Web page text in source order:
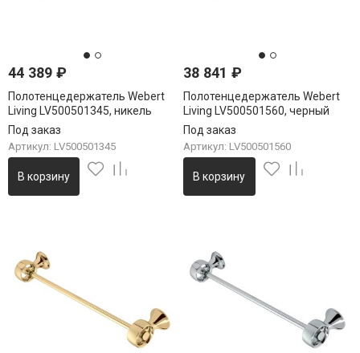
44 389 ₽
Полотенцедержатель Webert
Living LV500501345, никель
Под заказ
Артикул: LV500501345
В корзину
38 841₽
Полотенцедержатель Webert
Living LV500501560, черный
Под заказ
Артикул: LV500501560
В корзину